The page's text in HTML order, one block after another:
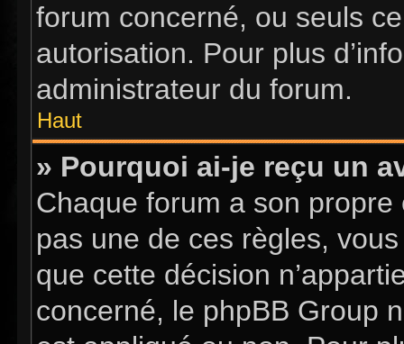
forum concerné, ou seuls
autorisation. Pour plus
administrateur du forum.
Haut
» Pourquoi ai-je reçu un
Chaque forum a son
pas une de ces règles,
que cette décision
concerné, le phpBB Group